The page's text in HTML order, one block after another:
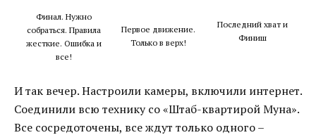
Финал. Нужно
собраться. Правила
жесткие. Ошибка и
все!
Первое движение.
Только в верх!
Последний хват и
Финиш
И так вечер. Настроили камеры, включили интернет.
Соединили всю технику со «Штаб-квартирой Муна».
Все сосредоточены, все ждут только одного –